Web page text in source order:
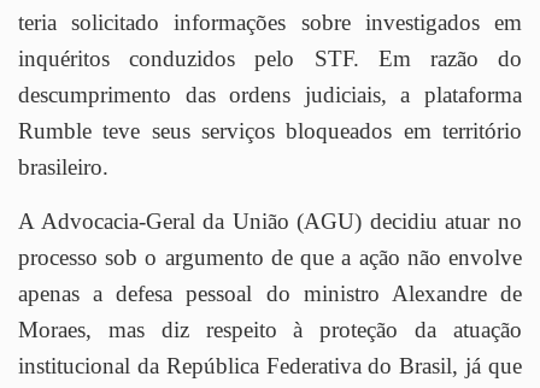
teria solicitado informações sobre investigados em
inquéritos conduzidos pelo STF. Em razão do
descumprimento das ordens judiciais, a plataforma
Rumble teve seus serviços bloqueados em território
brasileiro.
A Advocacia-Geral da União (AGU) decidiu atuar no
processo sob o argumento de que a ação não envolve
apenas a defesa pessoal do ministro Alexandre de
Moraes, mas diz respeito à proteção da atuação
institucional da República Federativa do Brasil, já que